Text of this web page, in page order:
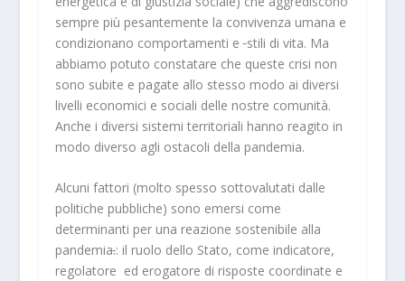
sempre più pesantemente la convivenza umana e
condizionano comportamenti e stili di vita. Ma
abbiamo potuto constatare che queste crisi non
sono subite e pagate allo stesso modo ai diversi
livelli economici e sociali delle nostre comunità.
Anche i diversi sistemi territoriali hanno reagito in
modo diverso agli ostacoli della pandemia.
Alcuni fattori (molto spesso sottovalutati dalle
politiche pubbliche) sono emersi come
determinanti per una reazione sostenibile alla
pandemia.: il ruolo dello Stato, come indicatore,
regolatore ed erogatore di risposte coordinate e